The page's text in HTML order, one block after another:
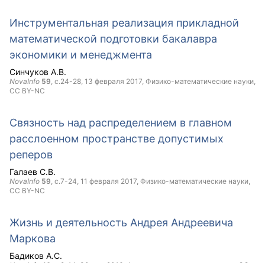
Инструментальная реализация прикладной
математической подготовки бакалавра
экономики и менеджмента
Синчуков А.В.
NovaInfo 59, с.24-28, 13 февраля 2017, Физико-математические науки,
CC BY-NC
Связность над распределением в главном
расслоенном пространстве допустимых
реперов
Галаев С.В.
NovaInfo 59, с.7-24, 11 февраля 2017, Физико-математические науки,
CC BY-NC
Жизнь и деятельность Андрея Андреевича
Маркова
Бадиков А.С.